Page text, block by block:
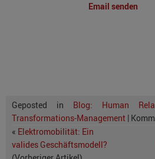
Email senden
Geposted in Blog: Human
Transformations-Management |
« Elektromobilität: Ein
valides Geschäftsmodell?